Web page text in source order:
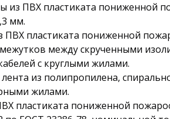
из ПВХ пластиката пониженной
мм.
ПВХ пластиката пониженной
между скрученными
с круглыми жилами.
из полипропилена,
жилами.
пластиката пониженной